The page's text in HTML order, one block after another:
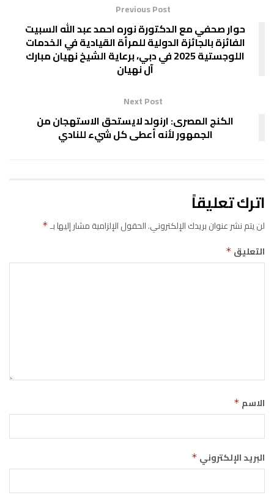
Previous Post
حوار صحفي مع الدكتورة نوره احمد عبد الله السبيت
الفائزة بالجائزة الدولية للمرأة القيادية في الخدمات
اللوجستية 2025 في دبي، برعاية الشيخ نهيان مبارك
آل نهيان
Next Post
الكنج المصرى: ارنولد لايستحق الاستهجان من
الجمهور لأنه أعطى كل شيء للنادي
اترك تعليقاً
لن يتم نشر عنوان بريدك الإلكتروني.الحقول الإلزامية مشار إليها بـ*
التعليق *
الاسم *
البريد الإلكتروني *